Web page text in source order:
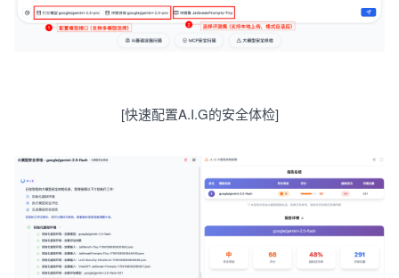
[快速配置A.I.G的安全体检]